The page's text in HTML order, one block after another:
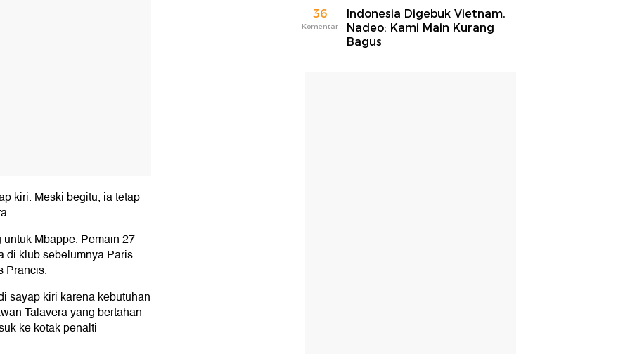
kiri. Meski begitu, ia tetap
Mbappe. Pemain 27
di klub sebelumnya Paris
Prancis.
sayap kiri karena kebutuhan
Talavera yang bertahan
ke kotak penalti
36
Komentar
Indonesia Digebuk Vietnam,
Nadeo: Kami Main Kurang
Bagus